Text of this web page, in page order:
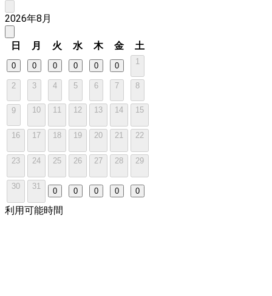
2026年8月
日 月 火 水 木 金 土
0 0 0 0 0 0 1
2 3 4 5 6 7 8
9 10 11 12 13 14 15
16 17 18 19 20 21 22
23 24 25 26 27 28 29
30 31
0 0 0 0 0
利用可能時間